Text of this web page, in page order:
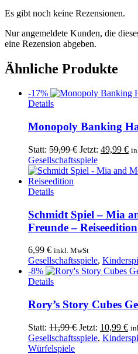
Es gibt noch keine Rezensionen.
Nur angemeldete Kunden, die
eine Rezension abgeben.
Ähnliche Produkte
-17%
Details
Monopoly Banking
Statt: 59,99€ Ursprünglicher
Preis
war:
Jetzt: 49,99 €
ist:
Gesellschaftsspiele
Details
Schmidt Spiel – Mia
Freunde – Reiseedition
6,99 € inkl. MwSt
Gesellschaftsspiele,
-8%
Details
Rory’s Story Cubes
Statt: 11,99€ Ursprünglicher
Preis
Jetzt: 10,99 €
Gesellschaftsspiele,
Würfelspiele